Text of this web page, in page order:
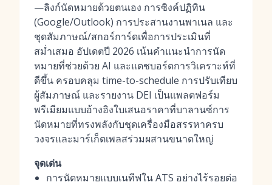
—ลิงก์นัดหมายด้วยตนเอง การซิงค์ปฏิทิน
(Google/Outlook) การประสานงานพาเนล และ
ชุดสัมภาษณ์/สกอร์การ์ดเพื่อการประเมินที่
สม่ำเสมอ อัปเดตปี 2026 เน้นคำแนะนำการนัด
หมายที่ช่วยด้วย AI และแดชบอร์ดการวิเคราะห์ที่
ดีขึ้น ครอบคลุม time-to-schedule การปรับเทียบ
ผู้สัมภาษณ์ และรายงาน DEI เป็นแพลตฟอร์ม
พรีเมียมแบบอ้างอิงใบเสนอราคาที่บาลานซ์การ
นัดหมายที่ทรงพลังกับชุดเครื่องมือสรรหาครบ
วงจรและมาร์เก็ตเพลสร่วมผสานขนาดใหญ่
จุดเด่น
การนัดหมายแบบเนทีฟใน ATS อย่างไร้รอยต่อ